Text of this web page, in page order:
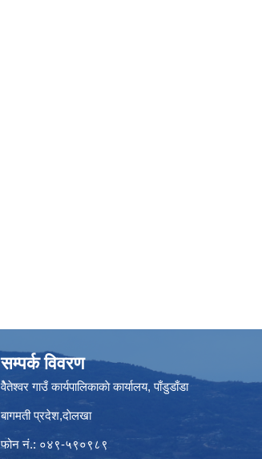
सम्पर्क विवरण
वैेतेश्वर गाउँ कार्यपालिकाकाे कार्यालय, पाँडुडाँडा
बागमती‌ प्रदेश,दाेलखा
फोन नं.: ०४९-५९०९८९